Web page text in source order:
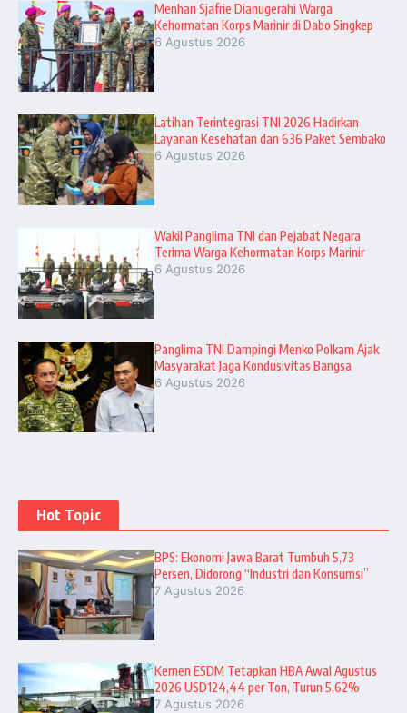
Menhan Sjafrie Dianugerahi Warga
Kehormatan Korps Marinir di Dabo Singkep
6 Agustus 2026
Latihan Terintegrasi TNI 2026 Hadirkan
Layanan Kesehatan dan 636 Paket Sembako
6 Agustus 2026
Wakil Panglima TNI dan Pejabat Negara
Terima Warga Kehormatan Korps Marinir
6 Agustus 2026
Panglima TNI Dampingi Menko Polkam Ajak
Masyarakat Jaga Kondusivitas Bangsa
6 Agustus 2026
Hot Topic
BPS: Ekonomi Jawa Barat Tumbuh 5,73
Persen, Didorong “Industri dan Konsumsi”
7 Agustus 2026
Kemen ESDM Tetapkan HBA Awal Agustus
2026 USD124,44 per Ton, Turun 5,62%
7 Agustus 2026